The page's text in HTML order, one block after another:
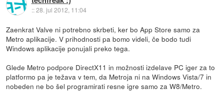
::28. jul 2012, 11:04
Zaenkrat Valve ni potrebno skrbeti, ker bo App Store samo za
Metro aplikacije. V prihodnosti pa bomo videli, če bodo tudi
Windows aplikacije ponujali preko tega.
Glede Metro podpore DirectX11 in možnosti izdelave PC iger za to
platformo pa je težava v tem, da Metroja ni na Windows Vista/7 in
nobeden ne bo šel programirati resne igre samo za W8/Metro.